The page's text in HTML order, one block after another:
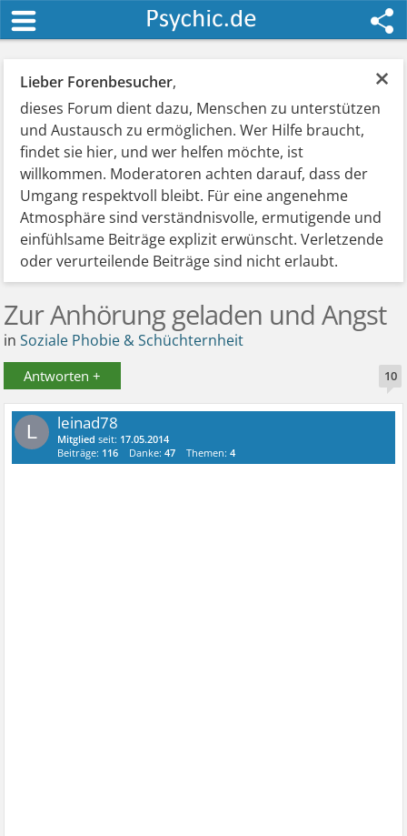
×
Lieber Forenbesucher,
dieses Forum dient dazu, Menschen zu unterstützen
und Austausch zu ermöglichen. Wer Hilfe braucht,
findet sie hier, und wer helfen möchte, ist
willkommen. Moderatoren achten darauf, dass der
Umgang respektvoll bleibt. Für eine angenehme
Atmosphäre sind verständnisvolle, ermutigende und
einfühlsame Beiträge explizit erwünscht. Verletzende
oder verurteilende Beiträge sind nicht erlaubt.
Zur Anhörung geladen und Angst
inSoziale Phobie & Schüchternheit
Antworten + 10
L leinad78
Mitglied seit: 17.05.2014
Beiträge: 116 Danke:47 Themen:4